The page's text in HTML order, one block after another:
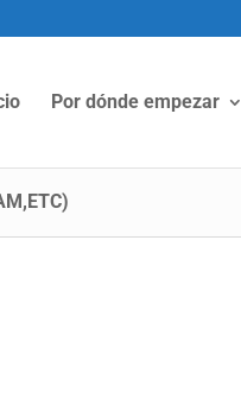
Por dónde empezar